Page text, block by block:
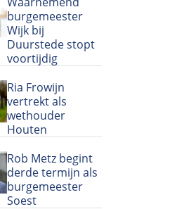
burgemeester
Wijk bij
Duurstede stopt
voortijdig
Ria Frowijn
vertrekt als
wethouder
Houten
Rob Metz begint
derde termijn als
burgemeester
Soest